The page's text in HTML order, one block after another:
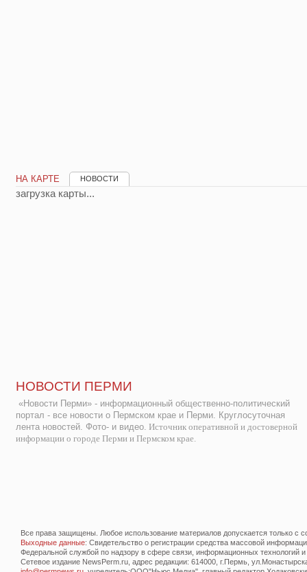
НА КАРТЕ НОВОСТИ
загрузка карты...
НОВОСТИ ПЕРМИ
«Новости Перми» - информационный общественно-политический
портал - все новости о Пермском крае и Перми. Круглосуточная
лента новостей. Фото- и видео. Источник оперативной и достоверной
информации о городе Перми и Пермском крае.
Все права защищены. Любое использование материалов допускается только с
Выходные данные: Свидетельство о регистрации средства массовой
Федеральной службой по надзору в сфере связи, информационных технологий
Сетевое издание NewsPerm.ru, адрес редакции: 614000, г.Пермь,